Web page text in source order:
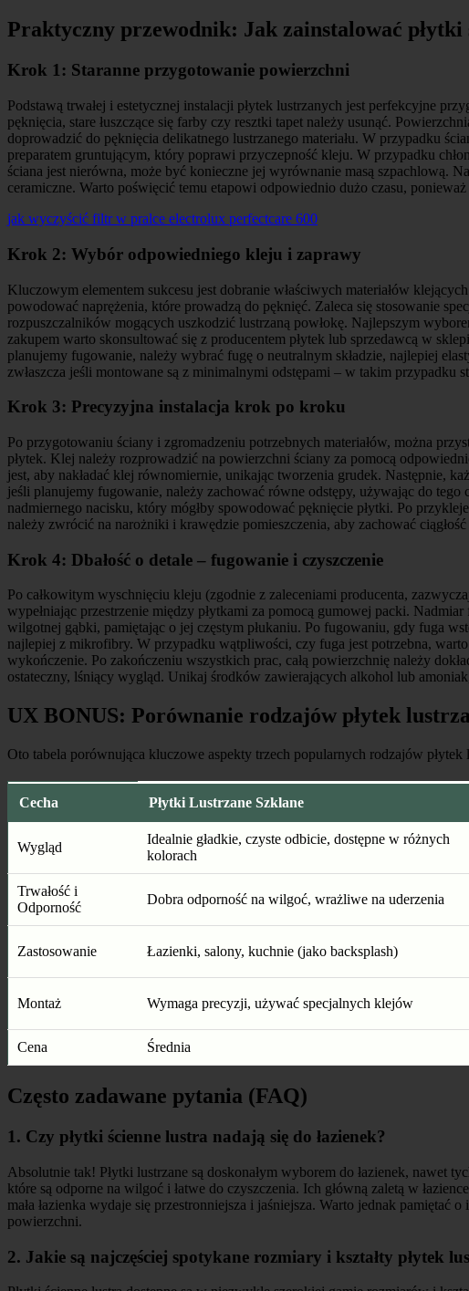
Praktyczny przewodnik: Jak zainstalować płytki
Krok 1: Staranne przygotowanie powierzchni
Podstawą trwałej i estetycznej instalacji płytek lustrzanych jest perfekcyjne
pęknięcia, stare łuszczące się farby czy resztki tapet należy usunąć.
doprowadzić do pęknięcia delikatnego lustrzanego materiału. W przypadku
preparatem gruntującym, który poprawi przyczepność kleju. W przypadku
ściana jest nierówna, może być konieczne jej wyrównanie masą szpachlową.
ceramiczne. Warto poświęcić temu etapowi odpowiednio dużo czasu,
jak wyczyścić filtr w pralce electrolux perfectcare 600
Krok 2: Wybór odpowiedniego kleju i zaprawy
Kluczowym elementem sukcesu jest dobranie właściwych materiałów
powodować naprężenia, które prowadzą do pęknięć. Zaleca się stosowanie
rozpuszczalników mogących uszkodzić lustrzaną powłokę. Najlepszym
zakupem warto skonsultować się z producentem płytek lub sprzedawcą w
planujemy fugowanie, należy wybrać fugę o neutralnym składzie, najlepiej
zwłaszcza jeśli montowane są z minimalnymi odstępami – w takim przypadku
Krok 3: Precyzyjna instalacja krok po kroku
Po przygotowaniu ściany i zgromadzeniu potrzebnych materiałów, można
płytek. Klej należy rozprowadzić na powierzchni ściany za pomocą
jest, aby nakładać klej równomiernie, unikając tworzenia grudek. Następnie,
jeśli planujemy fugowanie, należy zachować równe odstępy, używając do
nadmiernego nacisku, który mógłby spowodować pęknięcie płytki. Po
należy zwrócić na narożniki i krawędzie pomieszczenia, aby zachować
Krok 4: Dbałość o detale – fugowanie i czyszczenie
Po całkowitym wyschnięciu kleju (zgodnie z zaleceniami producenta,
wypełniając przestrzenie między płytkami za pomocą gumowej packi.
wilgotnej gąbki, pamiętając o jej częstym płukaniu. Po fugowaniu, gdy fuga
najlepiej z mikrofibry. W przypadku wątpliwości, czy fuga jest potrzebna,
wykończenie. Po zakończeniu wszystkich prac, całą powierzchnię należy
ostateczny, lśniący wygląd. Unikaj środków zawierających alkohol lub
UX BONUS: Porównanie rodzajów płytek
Oto tabela porównująca kluczowe aspekty trzech popularnych rodzajów płytek
Cecha Płytki Lustrzane Szklane
Wygląd
Idealnie gładkie, czyste odbicie, dostępne w różnych
kolorach
Trwałość i
Odporność
Dobra odporność na wilgoć, wrażliwe na uderzenia
Zastosowanie Łazienki, salony, kuchnie (jako backsplash)
Montaż Wymaga precyzji, używać specjalnych klejów
Cena Średnia
Często zadawane pytania (FAQ)
1. Czy płytki ścienne lustra nadają się do łazienek?
Absolutnie tak! Płytki lustrzane są doskonałym wyborem do łazienek, nawet
które są odporne na wilgoć i łatwe do czyszczenia. Ich główną zaletą w
mała łazienka wydaje się przestronniejsza i jaśniejsza. Warto jednak
powierzchni.
2. Jakie są najczęściej spotykane rozmiary i kształty płytek